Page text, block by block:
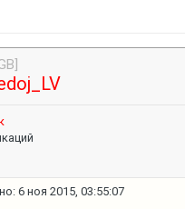
6 ноя 2015, 03:55:07